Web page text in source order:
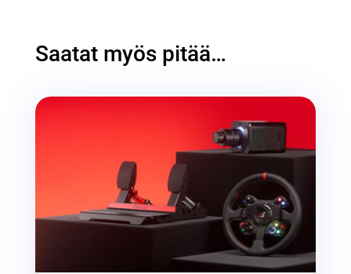
Saatat myös pitää…